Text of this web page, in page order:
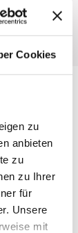
Cookies
zu
anbieten
zu
zu Ihrer
für
Unsere
mit